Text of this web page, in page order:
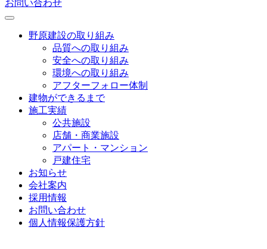
お問い合わせ
野原建設の取り組み
品質への取り組み
安全への取り組み
環境への取り組み
アフターフォロー体制
建物ができるまで
施工実績
公共施設
店舗・商業施設
アパート・マンション
戸建住宅
お知らせ
会社案内
採用情報
お問い合わせ
個人情報保護方針